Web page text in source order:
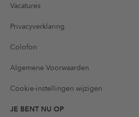
Vacatures
Privacyverklaring
Colofon
Algemene Voorwaarden
Cookie-instellingen wijzigen
JE BENT NU OP